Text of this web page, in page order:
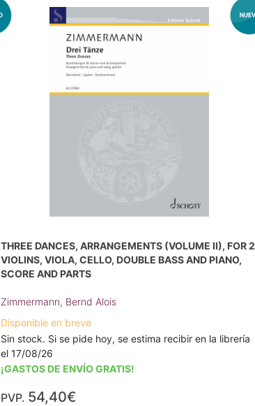
THREE DANCES, ARRANGEMENTS (VOLUME II), FOR 2
VIOLINS, VIOLA, CELLO, DOUBLE BASS AND PIANO,
SCORE AND PARTS
Zimmermann, Bernd Alois
Disponible en breve
Sin stock. Si se pide hoy, se estima recibir en la librería
el 17/08/26
¡GASTOS DE ENVÍO GRATIS!
PVP. 54,40€